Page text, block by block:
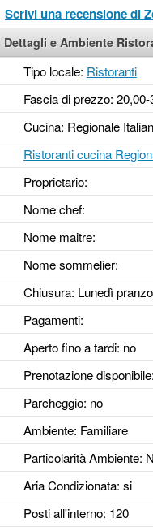
Scrivi una recensione di
Dettagli e Ambiente
Tipo locale: Ristoranti
Fascia di prezzo:
Cucina: Regionale
Ristoranti cucina
Proprietario:
Nome chef:
Nome maitre:
Nome sommelier:
Chiusura: Lunedì
Pagamenti:
Aperto fino a tardi: no
Prenotazione disponibile
Parcheggio: no
Ambiente: Familiare
Particolarità Ambiente:
Aria Condizionata: si
Posti all'interno: 120